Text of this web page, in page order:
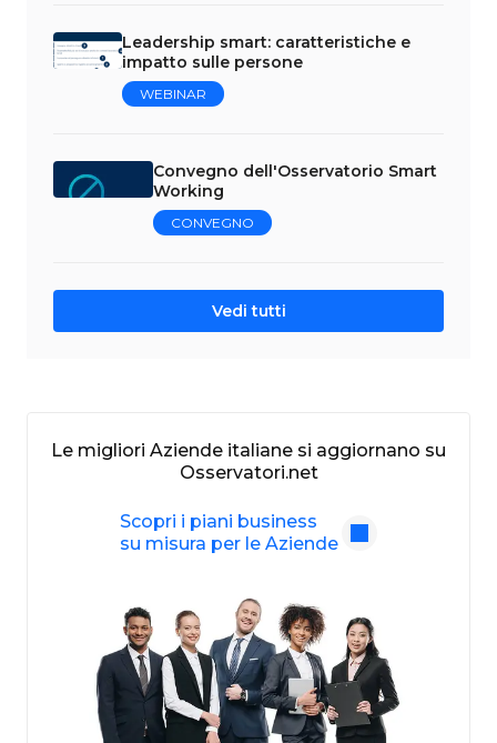
Leadership smart: caratteristiche e
impatto sulle persone
WEBINAR
Convegno dell'Osservatorio Smart
Working
CONVEGNO
Vedi tutti
Le migliori Aziende italiane si aggiornano su
Osservatori.net
Scopri i piani business
su misura per le Aziende